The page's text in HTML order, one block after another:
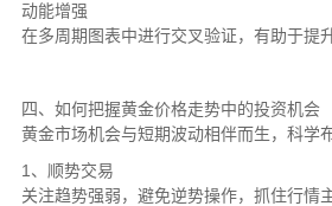
动能增强
在多周期图表中进行交叉验证，有助于提
四、如何把握黄金价格走势中的投资机会
黄金市场机会与短期波动相伴而生，科学
1、顺势交易
关注趋势强弱，避免逆势操作，抓住行情